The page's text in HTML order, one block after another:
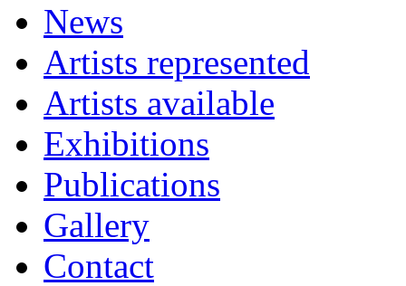
News
Artists represented
Artists available
Exhibitions
Publications
Gallery
Contact